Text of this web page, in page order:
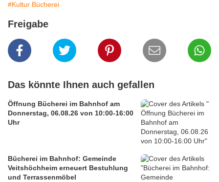
#Kultur Bücherei
Freigabe
Das könnte Ihnen auch gefallen
Öffnung Bücherei im Bahnhof am
Donnerstag, 06.08.26 von 10:00-16:00
Uhr
Bücherei im Bahnhof: Gemeinde
Veitshöchheim erneuert Bestuhlung
und Terrassenmöbel